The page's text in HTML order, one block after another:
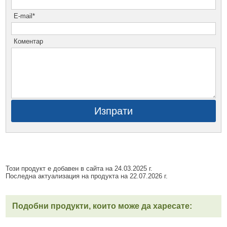
E-mail*
Коментар
Изпрати
Този продукт е добавен в сайта на 24.03.2025 г.
Последна актуализация на продукта на 22.07.2026 г.
Подобни продукти, които може да харесате: